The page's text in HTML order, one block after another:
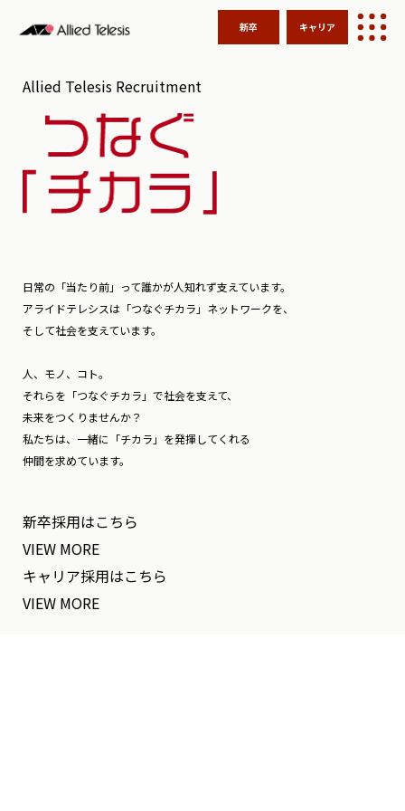
新卒 キャリア
Allied Telesis Recruitment
日常の「当たり前」って誰かが人知れず支えています。
アライドテレシスは「つなぐチカラ」ネットワークを、
そして社会を支えています。
人、モノ、コト。
それらを「つなぐチカラ」で社会を支えて、
未来をつくりませんか？
私たちは、一緒に「チカラ」を発揮してくれる
仲間を求めています。
新卒採用はこちら
VIEW MORE
キャリア採用はこちら
VIEW MORE